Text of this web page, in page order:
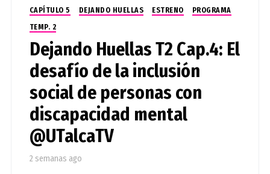
CAPÍTULO 5 DEJANDO HUELLAS ESTRENO
PROGRAMA
TEMP. 2
Dejando Huellas T2 Cap.4: El
desafío de la inclusión
social de personas con
discapacidad mental
@UTalcaTV
2 semanas ago